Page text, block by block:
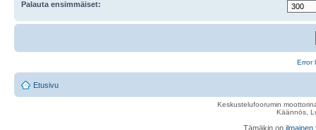
Palauta ensimmäiset:
Error
Etusivu
Keskustelufoorumin
Käännös,
Tämäkin on ilmainen